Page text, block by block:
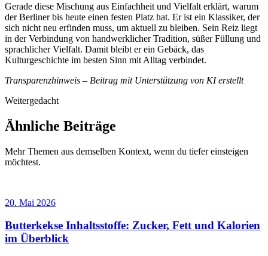
Gerade diese Mischung aus Einfachheit und Vielfalt erklärt, warum
der Berliner bis heute einen festen Platz hat. Er ist ein Klassiker, der
sich nicht neu erfinden muss, um aktuell zu bleiben. Sein Reiz liegt
in der Verbindung von handwerklicher Tradition, süßer Füllung und
sprachlicher Vielfalt. Damit bleibt er ein Gebäck, das
Kulturgeschichte im besten Sinn mit Alltag verbindet.
Transparenzhinweis – Beitrag mit Unterstützung von KI erstellt
Weitergedacht
Ähnliche Beiträge
Mehr Themen aus demselben Kontext, wenn du tiefer einsteigen
möchtest.
20. Mai 2026
Butterkekse Inhaltsstoffe: Zucker, Fett und Kalorien
im Überblick